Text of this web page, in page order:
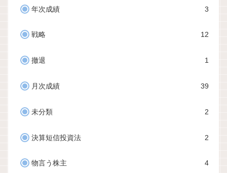
年次成績 3
戦略 12
撤退 1
月次成績 39
未分類 2
決算短信投資法 2
物言う株主 4